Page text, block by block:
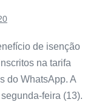
de isenção
na tarifa
do WhatsApp. A
feira (13).